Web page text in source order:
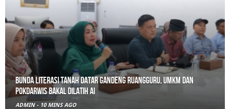
Bunda Literasi Tanah Datar Gandeng Ruangguru, UMKM dan
Pokdarwis Bakal Dilatih AI
ADMIN - 10 MINS AGO